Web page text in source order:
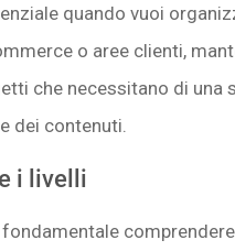
quando vuoi
o aree clienti,
che necessitano di una
dei contenuti.
i livelli